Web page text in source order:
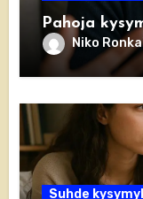
Pahoja
Niko
Suhde